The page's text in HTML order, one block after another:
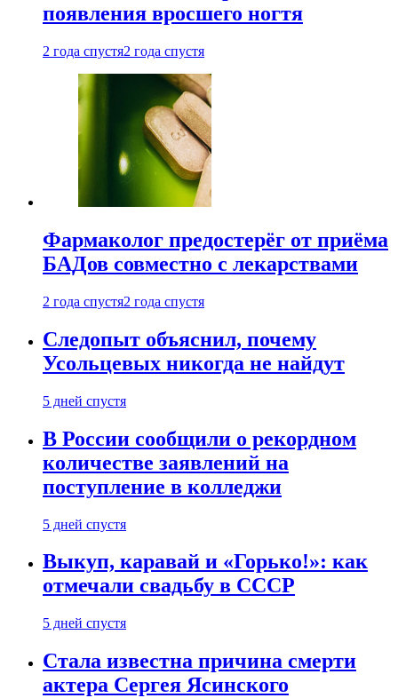
появления вросшего ногтя
2 года спустя2 года спустя
Фармаколог предостерёг от приёма
БАДов совместно с лекарствами
2 года спустя2 года спустя
Следопыт объяснил, почему
Усольцевых никогда не найдут
5 дней спустя
В России сообщили о рекордном
количестве заявлений на
поступление в колледжи
5 дней спустя
Выкуп, каравай и «Горько!»: как
отмечали свадьбу в СССР
5 дней спустя
Стала известна причина смерти
актера Сергея Ясинского